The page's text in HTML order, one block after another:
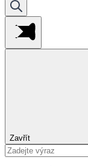
Zavřít